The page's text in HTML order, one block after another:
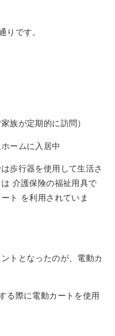
りです。
族が定期的に訪問）
ームに入居中
歩行器を使用して生活さ
介護保険の福祉用具で
ト を利用されていま
トとなったのが、電動カ
る際に電動カートを使用